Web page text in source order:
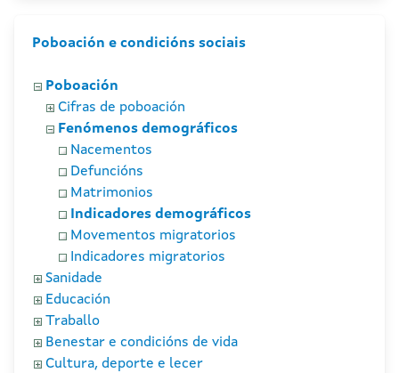
Poboación e condicións sociais
Poboación
Cifras de poboación
Fenómenos demográficos
Nacementos
Defuncións
Matrimonios
Indicadores demográficos
Movementos migratorios
Indicadores migratorios
Sanidade
Educación
Traballo
Benestar e condicións de vida
Cultura, deporte e lecer